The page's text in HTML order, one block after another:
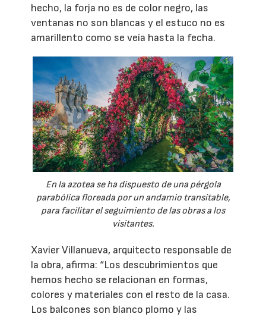
hecho, la forja no es de color negro, las
ventanas no son blancas y el estuco no es
amarillento como se veía hasta la fecha.
En la azotea se ha dispuesto de una pérgola
parabólica floreada por un andamio transitable,
para facilitar el seguimiento de las obras a los
visitantes.
Xavier Villanueva, arquitecto responsable de
la obra, afirma: “Los descubrimientos que
hemos hecho se relacionan en formas,
colores y materiales con el resto de la casa.
Los balcones son blanco plomo y las